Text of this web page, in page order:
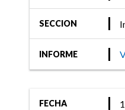
FIX
Ratings)
de
Fondos
SECCION
INFORME
FECHA